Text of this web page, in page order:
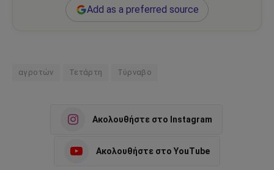
Add as a preferred source
αγροτών Τετάρτη Τύρναβο
Ακολουθήστε στο Instagram
Ακολουθήστε στο YouTube